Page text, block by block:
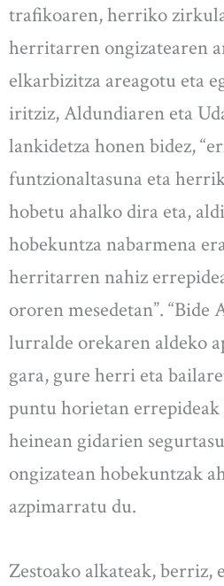
trafikoaren, herriko
herritarren ongizatearen
elkarbizitza areagotu eta
iritziz, Aldundiaren eta
lankidetza honen bidez,
funtzionaltasuna eta
hobetu ahalko dira eta,
hobekuntza nabarmena
herritarren nahiz
ororen mesedetan”.
lurralde orekaren aldeko
gara, gure herri eta
puntu horietan errepideak
heinean gidarien
ongizatean hobekuntzak
azpimarratu du.
Zestoako alkateak, berriz,